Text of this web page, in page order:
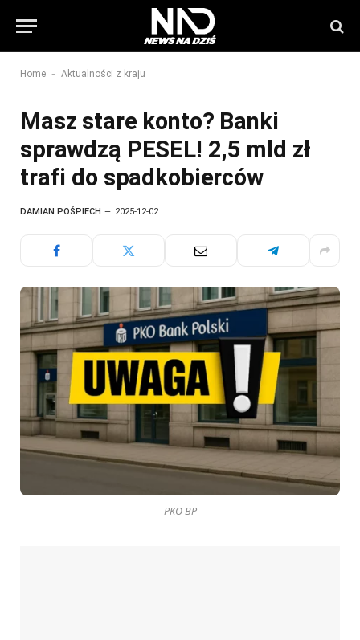
Home - Aktualności z kraju
Masz stare konto? Banki
sprawdzą PESEL! 2,5 mld zł
trafi do spadkobierców
DAMIAN POŚPIECH 2025-12-02
PKO BP